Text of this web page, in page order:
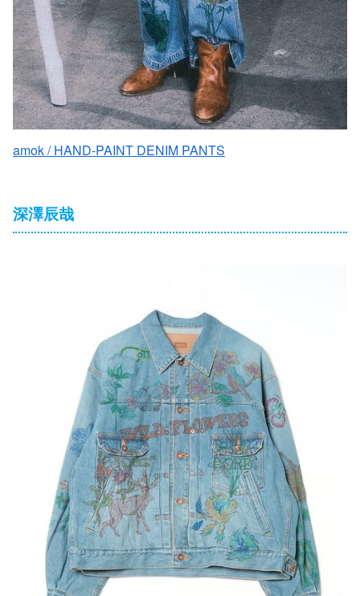
amok / HAND-PAINT DENIM PANTS
深澤辰哉